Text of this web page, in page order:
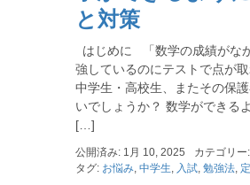
と対策
はじめに 「数学の成績がな
強しているのにテストで点が
中学生・高校生、またその保
いでしょうか？ 数学ができる
[…]
公開済み: 1月 10, 2025 カテゴリー:
タグ: お悩み, 中学生, 入試, 勉強法,